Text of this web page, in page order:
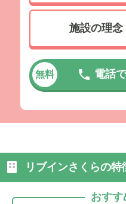
施設の理
無料 電話
リブインさくらの特
おすす